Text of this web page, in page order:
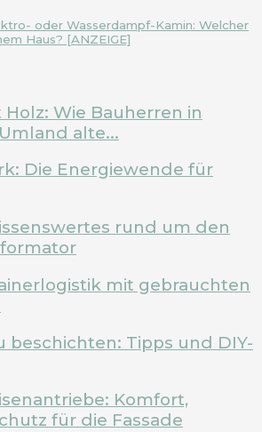
oder Wasserdampf-Kamin: Welcher
Haus? [ANZEIGE]
Wie Bauherren in
alte...
Die Energiewende für
rund um den
mit gebrauchten
beschichten: Tipps und DIY-
Komfort,
für die Fassade